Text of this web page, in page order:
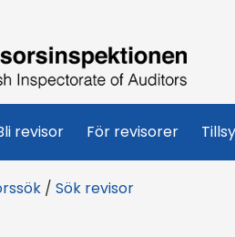
revisor För revisorer
/ Sök revisor